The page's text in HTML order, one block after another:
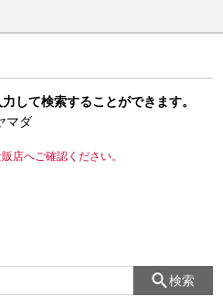
して検索することができます。
マダ
店へご確認ください。
検索